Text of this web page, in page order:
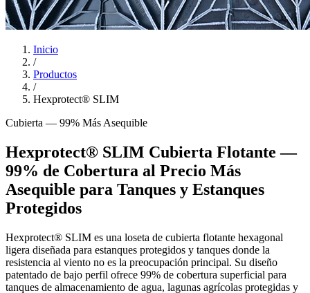
Inicio
/
Productos
/
Hexprotect® SLIM
Cubierta — 99% Más Asequible
Hexprotect® SLIM Cubierta Flotante —
99% de Cobertura al Precio Más
Asequible para Tanques y Estanques
Protegidos
Hexprotect® SLIM es una loseta de cubierta flotante hexagonal
ligera diseñada para estanques protegidos y tanques donde la
resistencia al viento no es la preocupación principal. Su diseño
patentado de bajo perfil ofrece 99% de cobertura superficial para
tanques de almacenamiento de agua, lagunas agrícolas protegidas y